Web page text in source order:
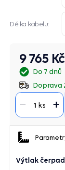
Délka kabelu:
Do 7 dnů
Doprava
9 765 Kč
1 ks
Výtlak